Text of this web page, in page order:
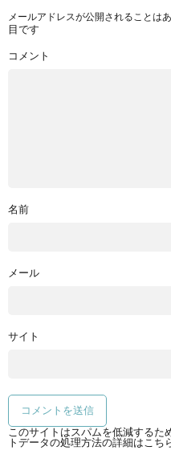
メールアドレスが公開されることはあ
目です
コメント
名前
メール
サイト
このサイトはスパムを低減するた
トデータの処理方法の詳細はこち